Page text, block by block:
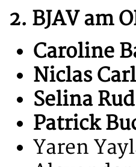
2. BJAV am
Caroline
Niclas Carl
Selina Rud
Patrick
Yaren